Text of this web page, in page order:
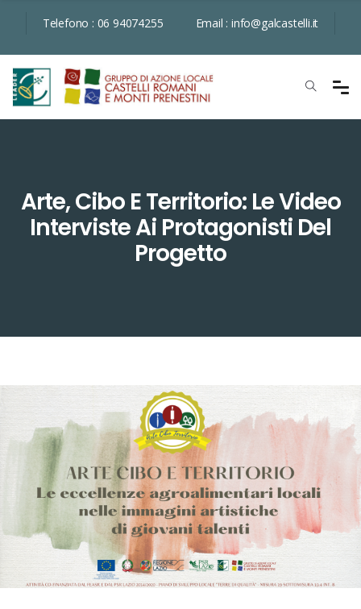
Telefono : 06 94074255 Email : info@galcastelli.it
Arte, Cibo E Territorio: Le Video
Interviste Ai Protagonisti Del
Progetto